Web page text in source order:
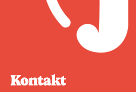
Kontakt